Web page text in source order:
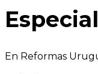
En Reformas